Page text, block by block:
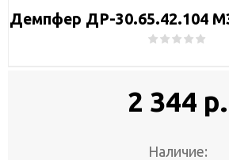
Демпфер ДР-30.65.42.104
2 344 р.
Наличие: